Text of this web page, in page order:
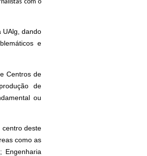
com o
UAlg, dando
e
Centros de
de
ou
centro deste
como as
Engenharia